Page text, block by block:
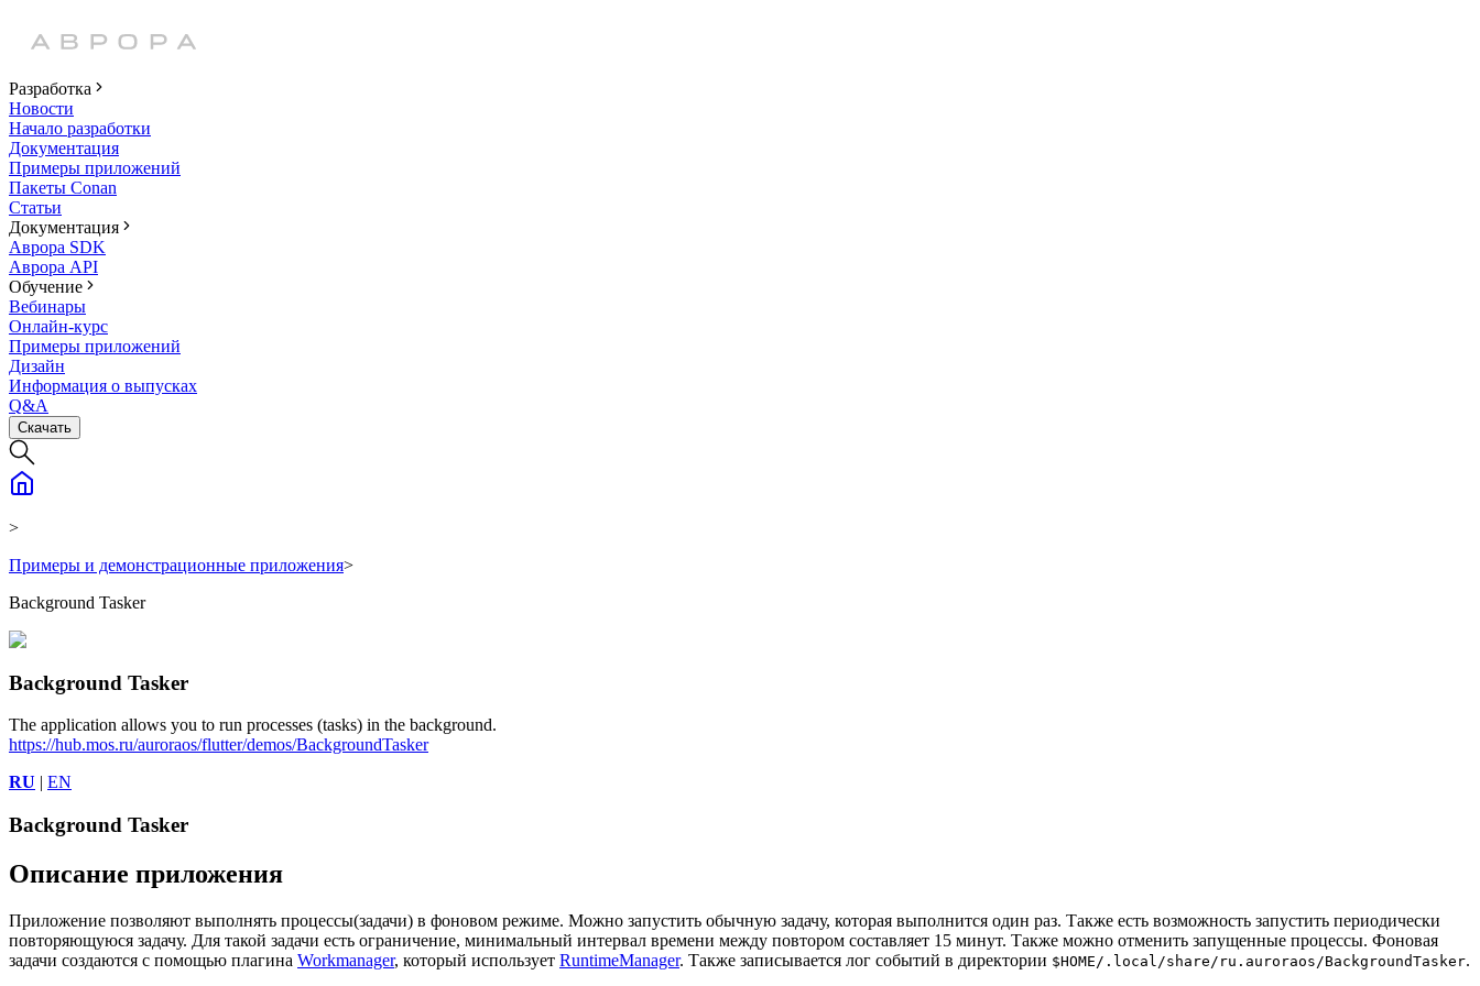
Разработка
Новости
Начало разработки
Документация
Примеры приложений
Пакеты Conan
Статьи
Документация
Аврора SDK
Аврора API
Обучение
Вебинары
Онлайн-курс
Примеры приложений
Дизайн
Информация о выпусках
Q&A
Скачать
>
Примеры и демонстрационные приложения>
Background Tasker
Background Tasker
The application allows you to run processes (tasks) in the background.
https://hub.mos.ru/auroraos/flutter/demos/BackgroundTasker
RU | EN
Background Tasker
Описание приложения
Приложение позволяют выполнять процессы(задачи) в фоновом режиме. Можно запустить обычную задачу, которая выполнится один раз. Также есть возможность запустить периодически
повторяющуюся задачу. Для такой задачи есть ограничение, минимальный интервал времени между повтором составляет 15 минут. Также можно отменить запущенные процессы. Фоновая
задачи создаются с помощью плагина Workmanager, который использует RuntimeManager. Также записывается лог событий в директории $HOME/.local/share/ru.auroraos/BackgroundTasker.